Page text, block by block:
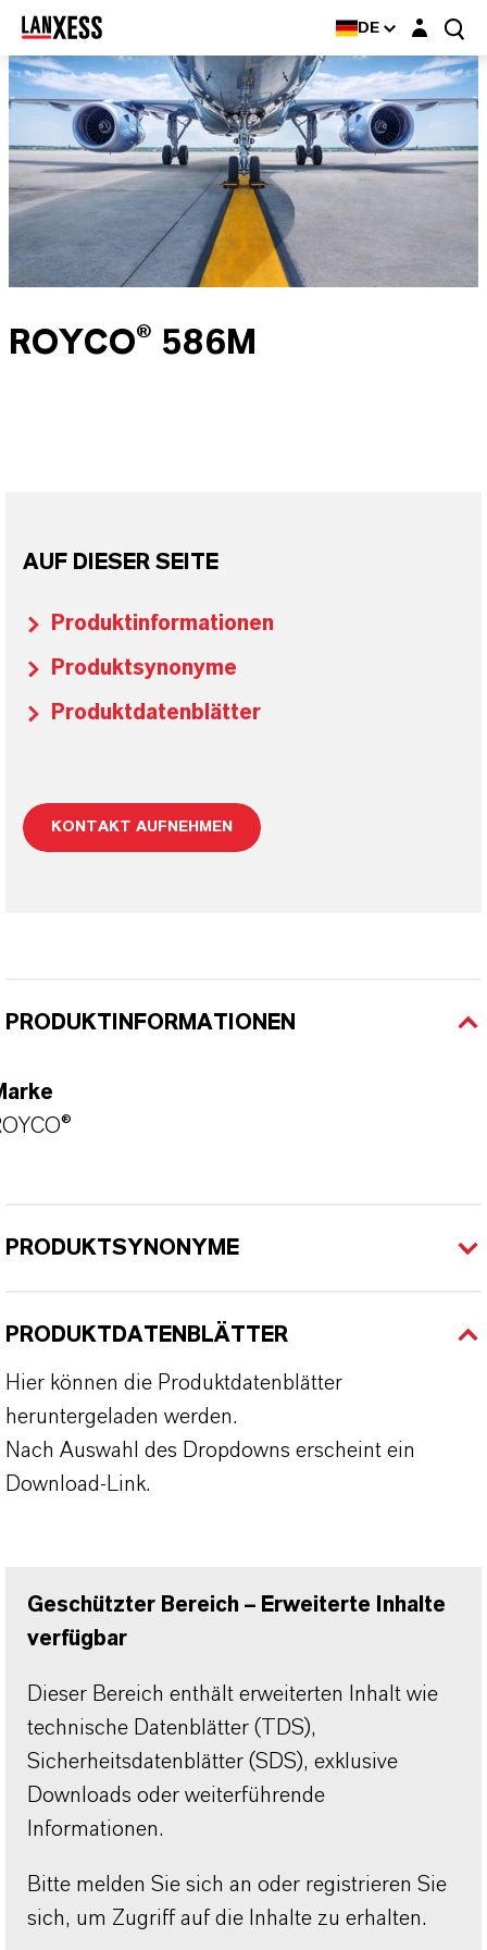
DE Login-Maske
ROYCO® 586M
AUF DIESER SEITE
Produktinformationen
Produktsynonyme
Produktdatenblätter
KONTAKT AUFNEHMEN
PRODUKTINFORMATIONEN
PRODUKTSYNONYME
PRODUKTDATENBLÄTTER
Hier können die Produktdatenblätter
heruntergeladen werden.
Nach Auswahl des Dropdowns erscheint ein
Download-Link.
Geschützter Bereich – Erweiterte Inhalte
verfügbar
Dieser Bereich enthält erweiterten Inhalt wie
technische Datenblätter (TDS),
Sicherheitsdatenblätter (SDS), exklusive
Downloads oder weiterführende
Informationen.
Bitte melden Sie sich an oder registrieren Sie
sich, um Zugriff auf die Inhalte zu erhalten.